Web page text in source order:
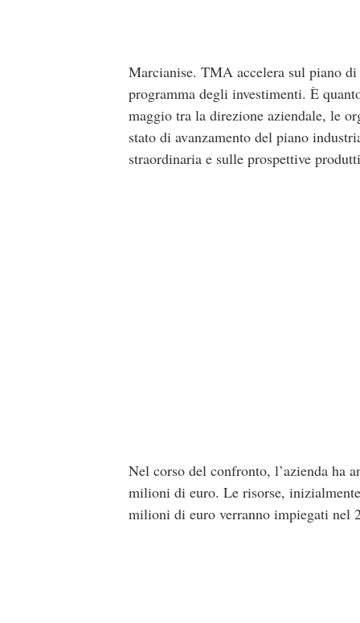
Marcianise. TMA accelera sul piano
programma degli investimenti. È
maggio tra la direzione aziendale, le
stato di avanzamento del piano
straordinaria e sulle prospettive
Nel corso del confronto, l’azienda ha
milioni di euro. Le risorse,
milioni di euro verranno impiegati nel